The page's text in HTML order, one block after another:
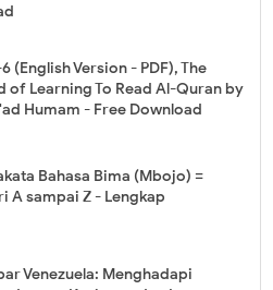
(English Version - PDF), The
of Learning To Read Al-Quran by
Humam - Free Download
Bahasa Bima (Mbojo) =
A sampai Z - Lengkap
Venezuela: Menghadapi